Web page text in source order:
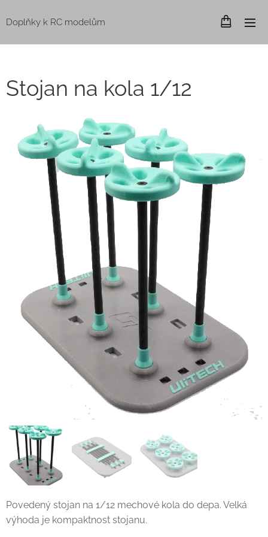
Doplňky k RC modelům
Stojan na kola 1/12
Povedený stojan na 1/12 mechové kola do depa. Velká
výhoda je kompaktnost stojanu.